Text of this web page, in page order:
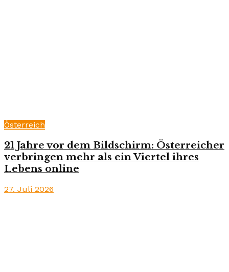
Österreich
21 Jahre vor dem Bildschirm: Österreicher
verbringen mehr als ein Viertel ihres
Lebens online
27. Juli 2026